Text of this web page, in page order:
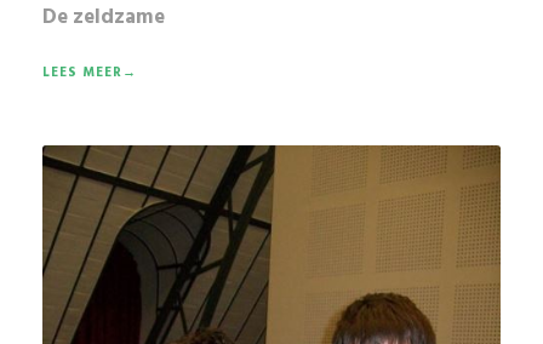
Dezeldzame
LEES MEER→